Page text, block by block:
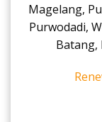
Magelang,
Purwodadi,
Batang,